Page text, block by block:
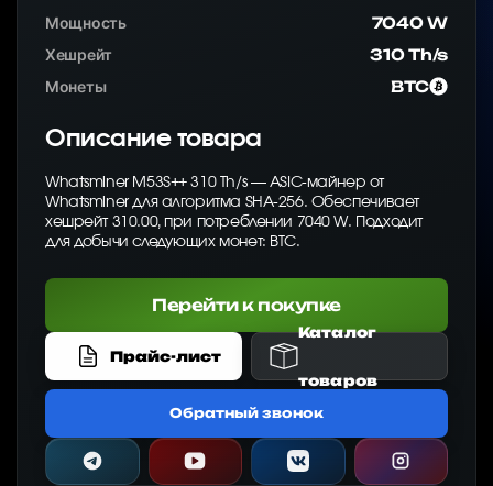
Мощность
7040 W
Хешрейт
310 Th/s
Монеты
BTC
Описание товара
Whatsminer M53S++ 310 Th/s — ASIC-майнер от
Whatsminer для алгоритма SHA-256. Обеспечивает
хешрейт 310.00, при потреблении 7040 W. Подходит
для добычи следующих монет: BTC.
Перейти к покупке
Прайс-лист
Каталог
товаров
Обратный звонок